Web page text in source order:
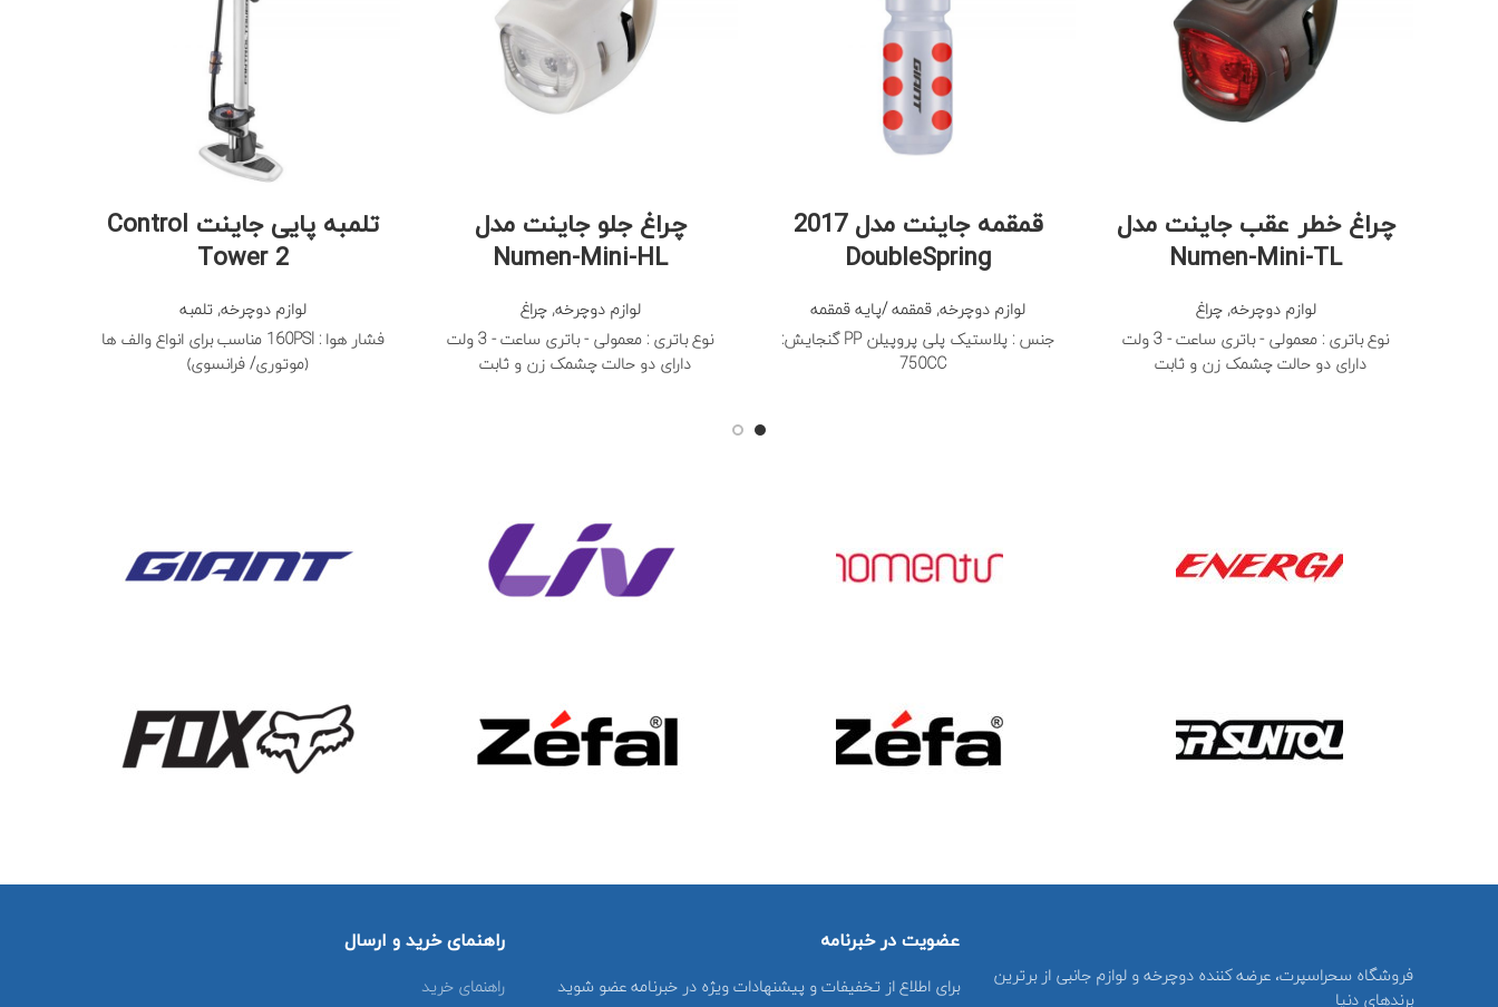
چراغ خطر عقب جاینت مدل
Numen-Mini-TL
لوازم دوچرخه,چراغ
نوع باتری : معمولی - باتری ساعت - 3 ولت
دارای دو حالت چشمک زن و ثابت
قمقمه جاینت مدل 2017
DoubleSpring
لوازم دوچرخه, قمقمه /پایه قمقمه
جنس : پلاستیک پلی پروپیلن PP
گنجایش:
750CC
چراغ جلو جاینت مدل
Numen-Mini-HL
لوازم دوچرخه,چراغ
نوع باتری : معمولی - باتری ساعت - 3 ولت
دارای دو حالت چشمک زن و ثابت
تلمبه پایی جاینت Control
Tower 2
لوازم دوچرخه,تلمبه
فشار هوا : 160PSI مناسب برای انواع والف ها
(موتوری/ فرانسوی)
فروشگاه سحراسپرت، عرضه کننده دوچرخه و لوازم جانبی از برترین
برندهای دنیا
عضویت در خبرنامه
برای اطلاع از تخفیفات و پیشنهادات ویژه در خبرنامه عضو شوید
راهنمای خرید و ارسال
راهنمای خرید